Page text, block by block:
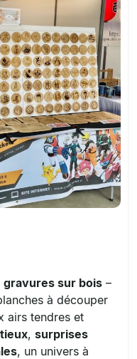
gravures sur bois –
à découper
airs tendres et
, surprises
, un univers à